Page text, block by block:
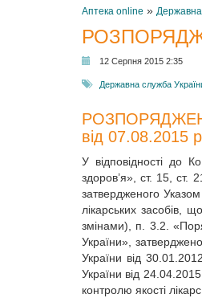
Аптека online » Державна
12 Серпня 2015 2:35
Державна служба
від 07.08.2015
У відповідності до
здоров’я», ст. 15, ст.
затвердженого
лікарських засобів,
змінами), п. 3.2.
України»,
України від
України від
контролю якості